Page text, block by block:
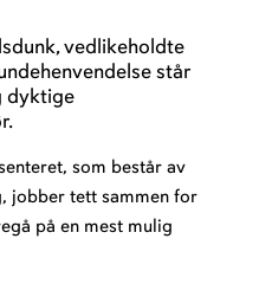
vedlikeholdte
står
dyktige
som består av
jobber tett sammen for
på en mest mulig